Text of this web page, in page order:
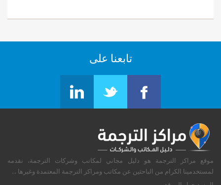
تابعنا على
موقع مراكز الترجمة هو دليل مجاني لمكاتب وشركات الترجمة، نقدمه
لمستخدمينا الكرام من الباحثين عن مكاتب ومراكز الترجمة المعتمدة وغيرها ...